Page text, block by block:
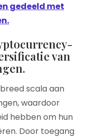
gedeeld met
van
scala aan
waardoor
hebben om hun
Door toegang